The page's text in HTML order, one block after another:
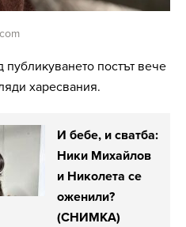
постът вече
харесвания.
И бебе, и сватба:
Ники Михайлов
и Николета се
оженили?
(СНИМКА)